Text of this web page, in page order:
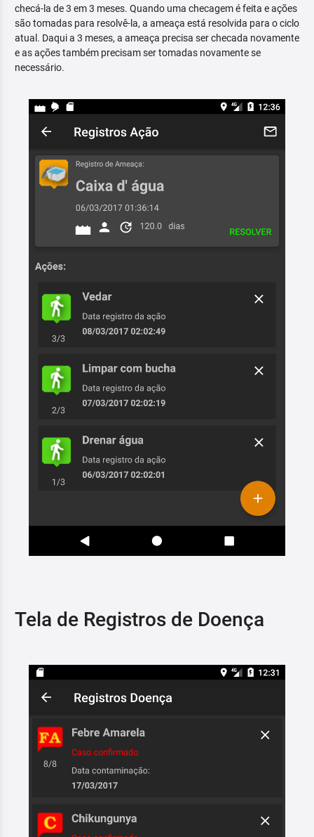
checá-la de 3 em 3 meses. Quando uma checagem é feita e ações
são tomadas para resolvê-la, a ameaça está resolvida para o ciclo
atual. Daqui a 3 meses, a ameaça precisa ser checada novamente
e as ações também precisam ser tomadas novamente se
necessário.
Tela de Registros de Doença